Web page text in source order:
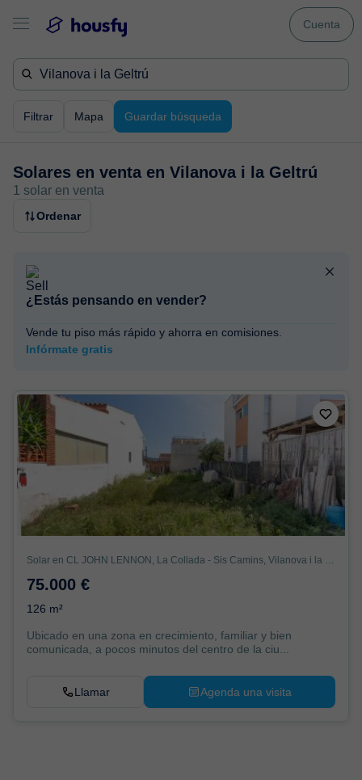
Cuenta
Filtrar Mapa Guardar búsqueda
Solares en venta en Vilanova i la Geltrú
1 solar en venta
Ordenar
¿Estás pensando en vender?
Vende tu piso más rápido y ahorra en comisiones.
Infórmate gratis
75.000 €
126 m²
Ubicado en una zona en crecimiento, familiar y bien
comunicada, a pocos minutos del centro de la ciu...
Llamar Agenda una visita